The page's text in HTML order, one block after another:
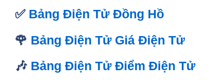
✅ Bảng Điện Tử Đồng Hồ
🌹 Bảng Điện Tử Giá Điện Tử
🎶 Bảng Điện Tử Điểm Điện Tử